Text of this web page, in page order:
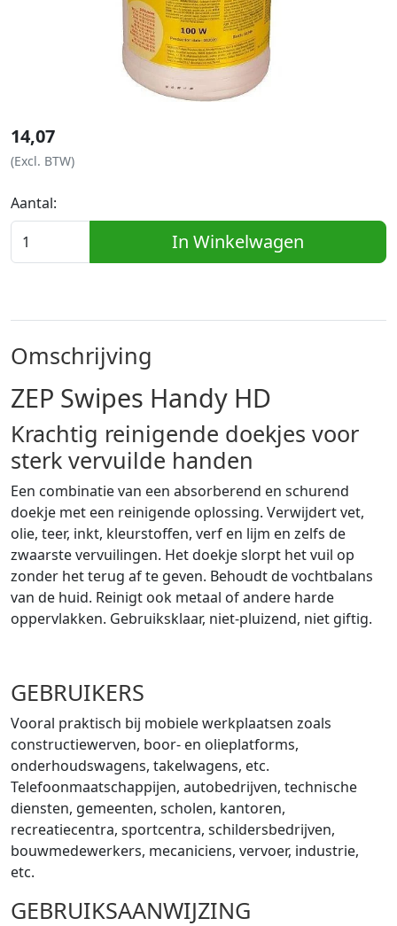
14,07
(Excl. BTW)
Aantal:
In Winkelwagen
Omschrijving
ZEP Swipes Handy HD
Krachtig reinigende doekjes voor
sterk vervuilde handen
Een combinatie van een absorberend en schurend
doekje met een reinigende oplossing. Verwijdert vet,
olie, teer, inkt, kleurstoffen, verf en lijm en zelfs de
zwaarste vervuilingen. Het doekje slorpt het vuil op
zonder het terug af te geven. Behoudt de vochtbalans
van de huid. Reinigt ook metaal of andere harde
oppervlakken. Gebruiksklaar, niet-pluizend, niet giftig.
GEBRUIKERS
Vooral praktisch bij mobiele werkplaatsen zoals
constructiewerven, boor- en olieplatforms,
onderhoudswagens, takelwagens, etc.
Telefoonmaatschappijen, autobedrijven, technische
diensten, gemeenten, scholen, kantoren,
recreatiecentra, sportcentra, schildersbedrijven,
bouwmedewerkers, mecaniciens, vervoer, industrie,
etc.
GEBRUIKSAANWIJZING